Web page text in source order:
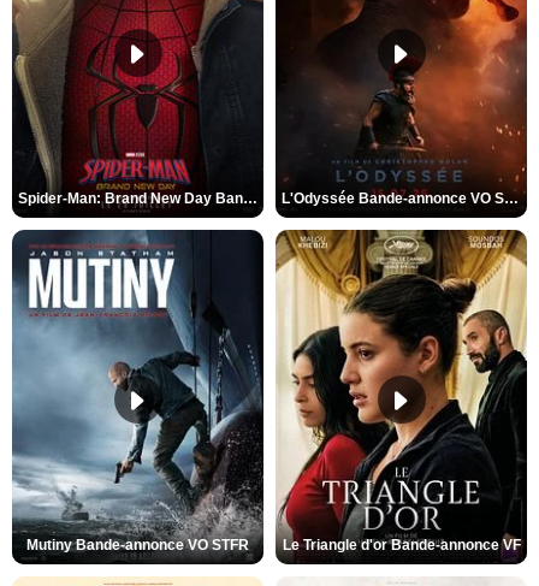
Spider-Man: Brand New Day Bande-annonce VO STFR L'Odyssée Bande-annonce VO STFR
Mutiny Bande-annonce VO STFR Le Triangle d'or Bande-annonce VF